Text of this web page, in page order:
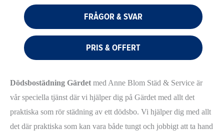
FRÅGOR & SVAR
PRIS & OFFERT
Dödsbostädning Gärdet med Anne Blom Städ & Service är
vår speciella tjänst där vi hjälper dig på Gärdet med allt det
praktiska som rör städning av ett dödsbo. Vi hjälper dig med allt
det där praktiska som kan vara både tungt och jobbigt att ta hand